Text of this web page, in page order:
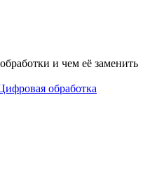
и чем её заменить
обработка